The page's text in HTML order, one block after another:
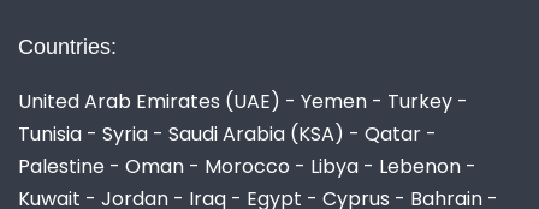
Countries:
United Arab Emirates (UAE) - Yemen - Turkey -
Tunisia - Syria - Saudi Arabia (KSA) - Qatar -
Palestine - Oman - Morocco - Libya - Lebenon -
Kuwait - Jordan - Iraq - Egypt - Cyprus - Bahrain -